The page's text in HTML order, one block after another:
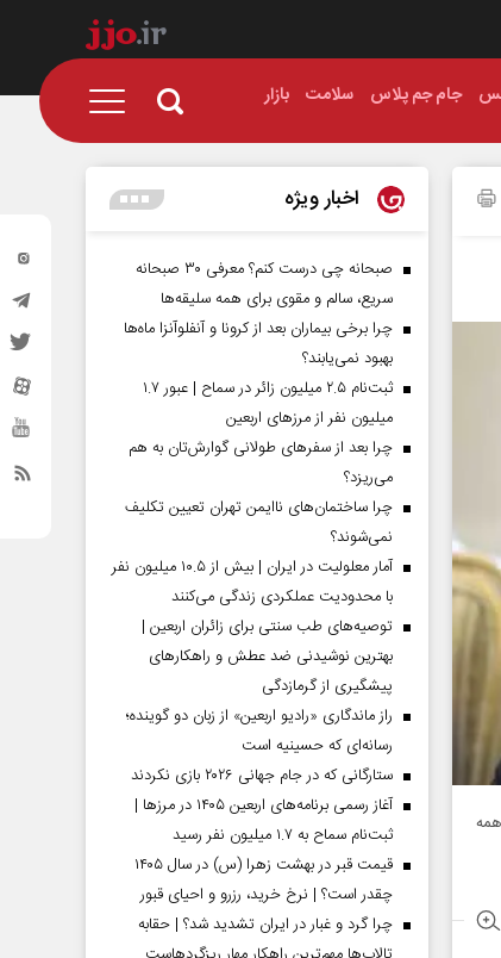
جام جم پلاس سلامت بازار
اخبار ویژه
صبحانه چی درست کنم؟ معرفی ۳۰ صبحانه
سریع، سالم و مقوی برای همه سلیقه‌ها
چرا برخی بیماران بعد از کرونا و آنفلوآنزا ماه‌ها
بهبود نمی‌یابند؟
ثبت‌نام ۲.۵ میلیون زائر در سماح | عبور ۱.۷
میلیون نفر از مرز‌های اربعین
چرا بعد از سفرهای طولانی گوارش‌تان به هم
می‌ریزد؟
چرا ساختمان‌های ناایمن تهران تعیین تکلیف
نمی‌شوند؟
آمار معلولیت در ایران | بیش از ۱۰.۵ میلیون نفر
با محدودیت عملکردی زندگی می‌کنند
توصیه‌های طب سنتی برای زائران اربعین |
بهترین نوشیدنی ضد عطش و راهکارهای
پیشگیری از گرمازدگی
راز ماندگاری «رادیو اربعین» از زبان دو گوینده؛
رسانه‌ای که حسینیه است
ستارگانی که در جام جهانی ۲۰۲۶ بازی نکردند
آغاز رسمی برنامه‌های اربعین ۱۴۰۵ در مرز‌ها |
ثبت‌نام سماح به ۱.۷ میلیون نفر رسید
قیمت قبر در بهشت زهرا (س) در سال ۱۴۰۵
چقدر است؟ | نرخ خرید، رزرو و احیای قبور
چرا گرد و غبار در ایران تشدید شد؟ | حقابه